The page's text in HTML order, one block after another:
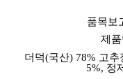
품목보
제
더덕(국산) 78% 고추
5%, 정